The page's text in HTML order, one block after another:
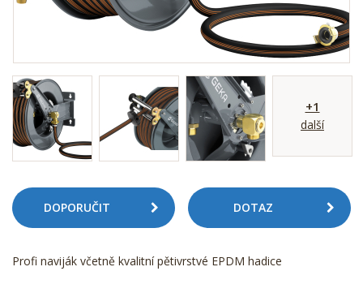
+1
další
DOPORUČIT DOTAZ
Profi naviják včetně kvalitní pětivrstvé EPDM hadice